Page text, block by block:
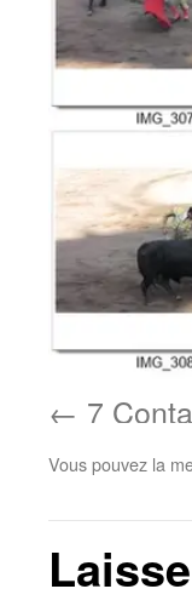
7
Vous pouvez la